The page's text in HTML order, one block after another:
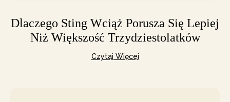
Dlaczego Sting Wciąż Porusza Się Lepiej
Niż Większość Trzydziestolatków
Czytaj Więcej